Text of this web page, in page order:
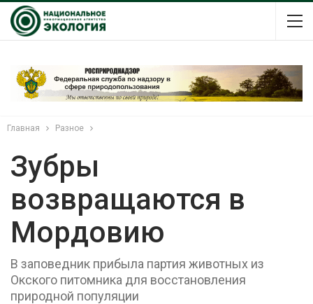
Главная Разное
Зубры
возвращаются в
Мордовию
В заповедник прибыла партия животных из
Окского питомника для восстановления
природной популяции